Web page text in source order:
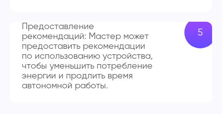
Предоставление
рекомендаций: Мастер может
предоставить рекомендации
по использованию устройства,
чтобы уменьшить потребление
энергии и продлить время
автономной работы.